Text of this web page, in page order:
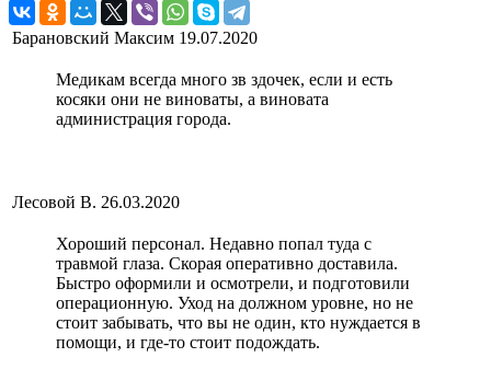
Барановский Максим 19.07.2020
Медикам всегда много зв здочек, если и есть
косяки они не виноваты, а виновата
администрация города.
Лесовой В. 26.03.2020
Хороший персонал. Недавно попал туда с
травмой глаза. Скорая оперативно доставила.
Быстро оформили и осмотрели, и подготовили
операционную. Уход на должном уровне, но не
стоит забывать, что вы не один, кто нуждается в
помощи, и где-то стоит подождать.